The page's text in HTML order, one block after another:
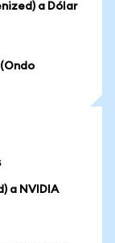
a Dólar
a NVIDIA